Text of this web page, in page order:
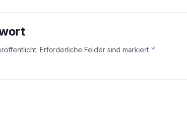
Erforderliche Felder sind markiert *